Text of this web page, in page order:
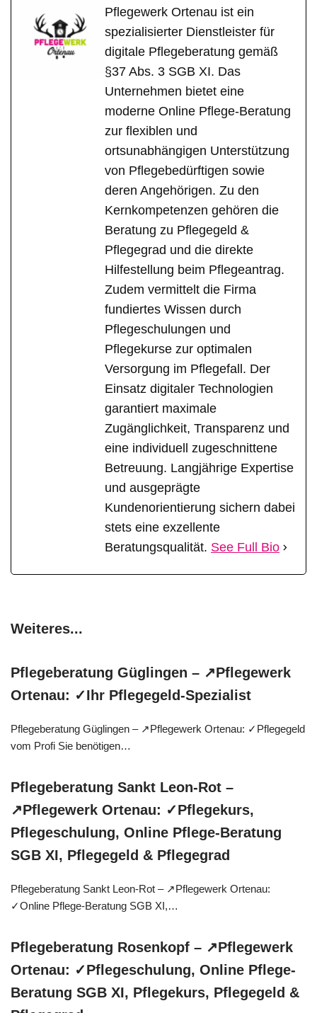
Pflegewerk Ortenau ist ein
spezialisierter Dienstleister für
digitale Pflegeberatung gemäß
§37 Abs. 3 SGB XI. Das
Unternehmen bietet eine
moderne Online Pflege-Beratung
zur flexiblen und
ortsunabhängigen Unterstützung
von Pflegebedürftigen sowie
deren Angehörigen. Zu den
Kernkompetenzen gehören die
Beratung zu Pflegegeld &
Pflegegrad und die direkte
Hilfestellung beim Pflegeantrag.
Zudem vermittelt die Firma
fundiertes Wissen durch
Pflegeschulungen und
Pflegekurse zur optimalen
Versorgung im Pflegefall. Der
Einsatz digitaler Technologien
garantiert maximale
Zugänglichkeit, Transparenz und
eine individuell zugeschnittene
Betreuung. Langjährige Expertise
und ausgeprägte
Kundenorientierung sichern dabei
stets eine exzellente
Beratungsqualität. See Full Bio
Weiteres...
Pflegeberatung Güglingen – ↗️Pflegewerk
Ortenau: ✓Ihr Pflegegeld-Spezialist
Pflegeberatung Güglingen – ↗️Pflegewerk Ortenau: ✓Pflegegeld
vom Profi Sie benötigen…
Pflegeberatung Sankt Leon-Rot –
↗️Pflegewerk Ortenau: ✓Pflegekurs,
Pflegeschulung, Online Pflege-Beratung
SGB XI, Pflegegeld & Pflegegrad
Pflegeberatung Sankt Leon-Rot – ↗️Pflegewerk Ortenau:
✓Online Pflege-Beratung SGB XI,…
Pflegeberatung Rosenkopf – ↗️Pflegewerk
Ortenau: ✓Pflegeschulung, Online Pflege-
Beratung SGB XI, Pflegekurs, Pflegegeld &